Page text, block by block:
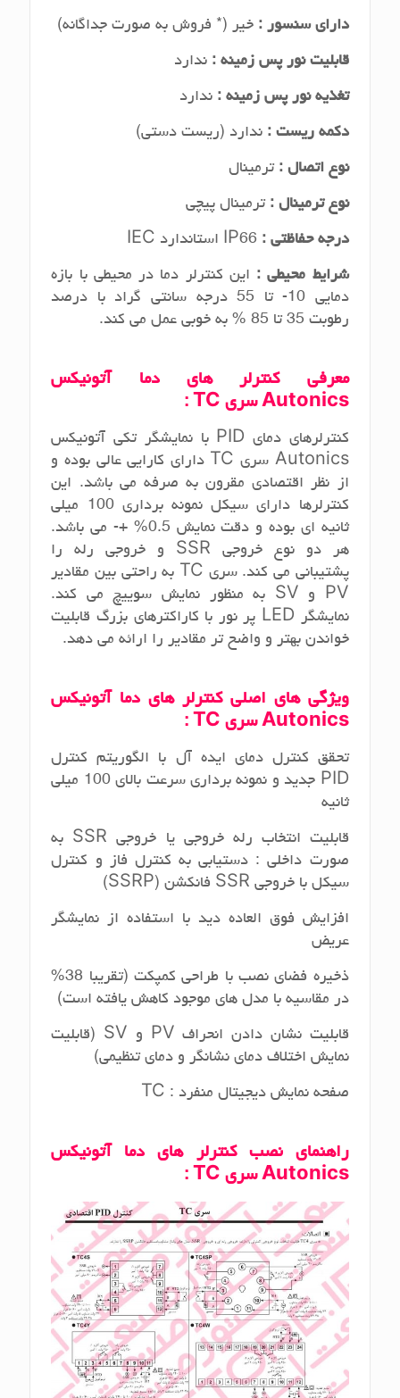
دارای سنسور :خیر (* فروش به صورت جداگانه)
قابلیت نور پس زمینه : ندارد
تغذیه نور پس زمینه : ندارد
دکمه ریست :ندارد (ریست دستی)
نوع اتصال : ترمینال
نوع ترمینال : ترمینال پیچی
درجه حفاظتی :
شرایط محیطی : این کنترلر دما در محیطی با بازه
دمایی 10- تا 55 درجه سانتی ‌گراد با درصد
رطوبت 35 تا 85 % به‌ خوبی عمل می‌ کند.
معرفی کنترلر های دما آتونیکس
Autonics سری TC
:
کنترلرهای دمای PID با نمایشگر تکی آتونیکس
Autonics سری TC دارای کارایی عالی بوده و
از نظر اقتصادی مقرون به صرفه می باشد. این
کنترلرها دارای سیکل نمونه برداری 100 میلی
ثانیه ای بوده و دقت نمایش 0.5% +- می باشد.
هر دو نوع خروجی SSR و خروجی رله را
پشتیبانی می کند. سری TC به راحتی بین مقادیر
PV و SV به منظور نمایش سوییچ می کند.
نمایشگر LED پر نور با کاراکترهای بزرگ قابلیت
خواندن بهتر و واضح تر مقادیر را ارائه می دهد.
ویژگی های اصلی کنترلر های دما آتونیکس
Autonics سری TC
:
تحقق کنترل دمای ایده آل با الگوریتم کنترل
PID جدید و نمونه برداری سرعت بالای 100 میلی
ثانیه
قابلیت انتخاب رله خروجی یا خروجی SSR به
صورت داخلی : دستیابی به کنترل فاز و کنترل
سیکل با خروجی SSR فانکشن (SSRP)
افزایش فوق العاده دید با استفاده از نمایشگر
عریض
ذخیره فضای نصب با طراحی کمپکت (تقریبا 38%
در مقاسیه با مدل های موجود کاهش یافته است)
قابلیت نشان دادن انحراف PV و SV (قابلیت
نمایش اختلاف دمای نشانگر و دمای تنظیمی)
صفحه نمایش دیجیتال منفرد : TC
راهنمای نصب کنترلر های دما آتونیکس
Autonics سری TC :